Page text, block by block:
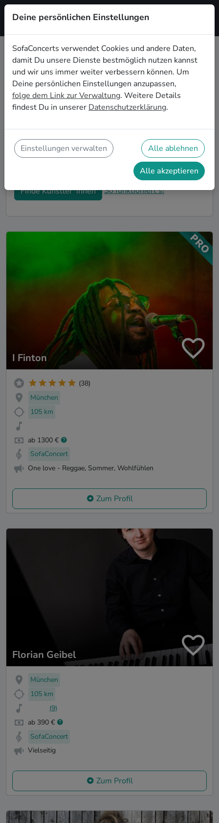
Registrieren
Dein Reggae Wohnzimmerkonzert
in Regensburg
Buche Reggae Bands und Musiker*innen für Dein
Wohnzimmerkonzert in Regensburg! Unsere Live-
privaten Bühne. Auf SofaConcerts findest Du
professionelle Reggae Live-Acts, die genau zu
Deinen Vorstellungen und Deinem
Finde Künstler*innen So funktioniert's!
I Finton
(38)
München
105 km
ab 1300 €
SofaConcert
One love - Reggae, Sommer, Wohlfühlen
Zum Profil
Florian Geibel
München
105 km
(9)
ab 390 €
SofaConcert
Vielseitig
Zum Profil
Deine persönlichen Einstellungen
SofaConcerts verwendet Cookies und andere Daten,
damit Du unsere Dienste bestmöglich nutzen kannst
und wir uns immer weiter verbessern können. Um
Deine persönlichen Einstellungen anzupassen,
folge dem Link zur Verwaltung. Weitere Details
findest Du in unserer Datenschutzerklärung.
Einstellungen verwalten Alle ablehnen
Alle akzeptieren